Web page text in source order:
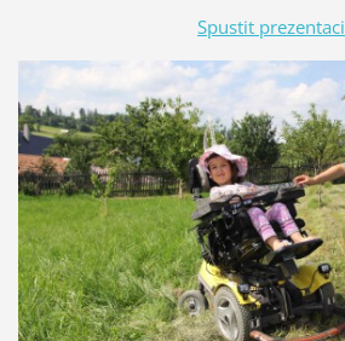
Spustit prezentaci